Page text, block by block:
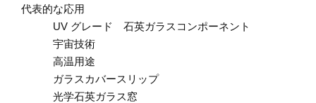
代表的な応用
UV グレード 石英ガラスコンポーネント
宇宙技術
高温用途
ガラスカバースリップ
光学石英ガラス窓